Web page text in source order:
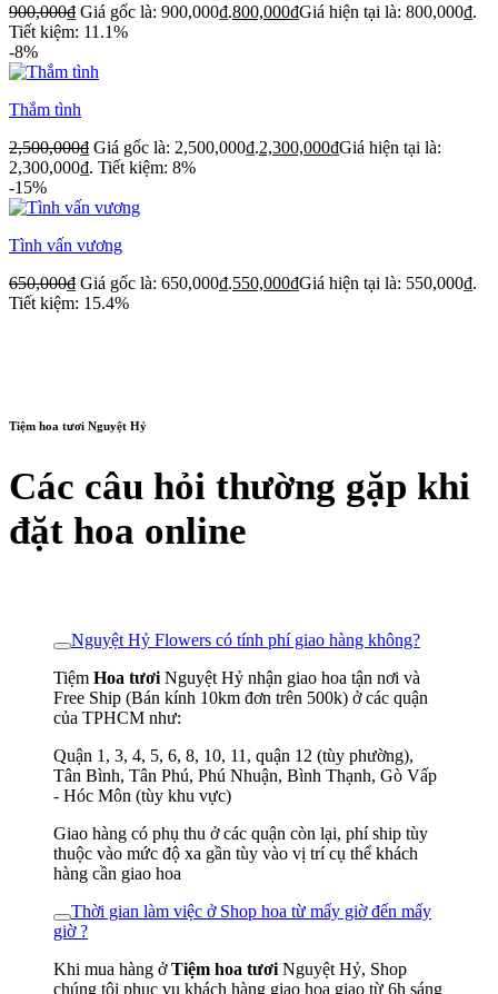
900,000₫ Giá gốc là: 900,000₫.800,000₫Giá hiện tại là: 800,000₫.
Tiết kiệm: 11.1%
-8%
Thắm tình
2,500,000₫ Giá gốc là: 2,500,000₫.2,300,000₫Giá hiện tại là:
2,300,000₫. Tiết kiệm: 8%
-15%
Tình vấn vương
650,000₫ Giá gốc là: 650,000₫.550,000₫Giá hiện tại là: 550,000₫.
Tiết kiệm: 15.4%
Tiệm hoa tươi Nguyệt Hỷ
Các câu hỏi thường gặp khi
đặt hoa online
Nguyệt Hỷ Flowers có tính phí giao hàng không?
Tiệm Hoa tươi Nguyệt Hỷ nhận giao hoa tận nơi và
Free Ship (Bán kính 10km đơn trên 500k) ở các quận
của TPHCM như:
Quận 1, 3, 4, 5, 6, 8, 10, 11, quận 12 (tùy phường),
Tân Bình, Tân Phú, Phú Nhuận, Bình Thạnh, Gò Vấp
- Hóc Môn (tùy khu vực)
Giao hàng có phụ thu ở các quận còn lại, phí ship tùy
thuộc vào mức độ xa gần tùy vào vị trí cụ thể khách
hàng cần giao hoa
Thời gian làm việc ở Shop hoa từ mấy giờ đến mấy
giờ ?
Khi mua hàng ởTiệm hoa tươi Nguyệt Hỷ, Shop
chúng tôi phục vụ khách hàng giao hoa giao từ 6h sáng